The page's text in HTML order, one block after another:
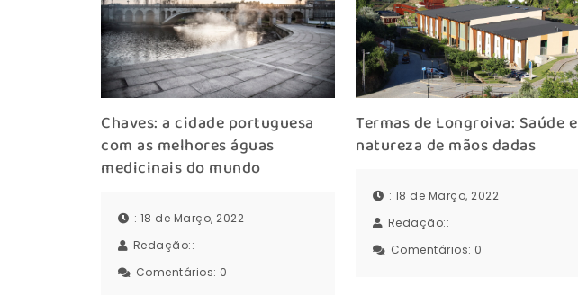
Chaves: a cidade portuguesa
com as melhores águas
medicinais do mundo
: 18 de Março, 2022
Redação::
Comentários: 0
Termas de Longroiva: Saúde e
natureza de mãos dadas
: 18 de Março, 2022
Redação::
Comentários: 0